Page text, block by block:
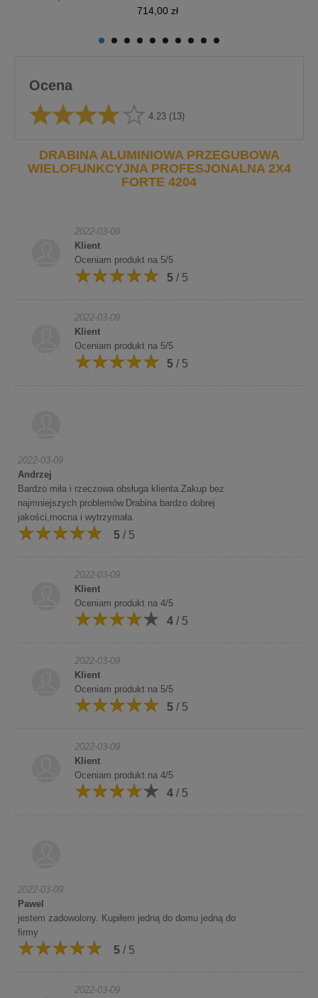
Cena
714,00 zł
Ocena
4.23 (13)
DRABINA ALUMINIOWA PRZEGUBOWA
WIELOFUNKCYJNA PROFESJONALNA 2X4
FORTE 4204
2022-03-09
Klient
Oceniam produkt na 5/5
5 / 5
2022-03-09
Klient
Oceniam produkt na 5/5
5 / 5
2022-03-09
Andrzej
Bardzo miła i rzeczowa obsługa klienta.Zakup bez
najmniejszych problemów.Drabina bardzo dobrej
jakości,mocna i wytrzymała.
5 / 5
2022-03-09
Klient
Oceniam produkt na 4/5
4 / 5
2022-03-09
Klient
Oceniam produkt na 5/5
5 / 5
2022-03-09
Klient
Oceniam produkt na 4/5
4 / 5
2022-03-09
Pawel
jestem zadowolony. Kupiłem jedną do domu jedną do
firmy
5 / 5
2022-03-09